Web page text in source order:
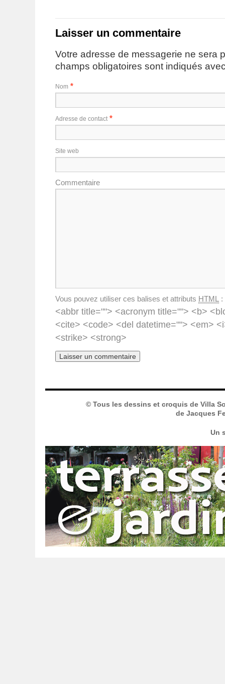
Laisser un commentaire
Votre adresse de messagerie ne sera
champs obligatoires sont indiqués
Nom *
Adresse de contact *
Site web
Commentaire
Vous pouvez utiliser ces balises et attributs HTML :
<abbr title=""> <acronym title=""> <b>
<cite> <code> <del datetime=""> <em>
<strike> <strong>
© Tous les dessins et croquis de Villa
de Jacques
Un